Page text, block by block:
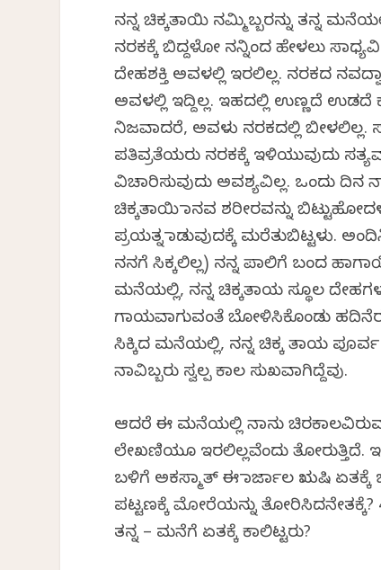
ನನ್ನ ಚಿಕ್ಕತಾಯಿ ನಮ್ಮಿಬ್ಬರನ್ನು ತನ್ನ
ನರಕಕ್ಕೆ ಬಿದ್ದಳೋ ನನ್ನಿಂದ ಹೇಳಲು
ದೇಹಶಕ್ತಿ ಅವಳಲ್ಲಿ ಇರಲಿಲ್ಲ. ನರಕದ
ಅವಳಲ್ಲಿ ಇದ್ದಿಲ್ಲ. ಇಹದಲ್ಲಿ ಉಣ್ಣದೆ ಉಡದೆ
ನಿಜವಾದರೆ, ಅವಳು ನರಕದಲ್ಲಿ ಬೀಳಲಿಲ್ಲ.
ಪತಿವ್ರತೆಯರು ನರಕಕ್ಕೆ ಇಳಿಯುವುದು
ವಿಚಾರಿಸುವುದು ಅವಶ್ಯವಿಲ್ಲ. ಒಂದು ದಿನ
ಚಿಕ್ಕತಾಯಿ ಮಾನವ ಶರೀರವನ್ನು
ಪ್ರಯತ್ನ ಮಾಡುವುದಕ್ಕೆ ಮರೆತುಬಿಟ್ಟಳು.
ನನಗೆ ಸಿಕ್ಕಲಿಲ್ಲ) ನನ್ನ ಪಾಲಿಗೆ ಬಂದ
ಮನೆಯಲ್ಲಿ, ನನ್ನ ಚಿಕ್ಕತಾಯ ಸ್ಥೂಲ
ಗಾಯವಾಗುವಂತೆ ಬೋಳಿಸಿಕೊಂಡು
ಸಿಕ್ಕಿದ ಮನೆಯಲ್ಲಿ, ನನ್ನ ಚಿಕ್ಕ ತಾಯ
ನಾವಿಬ್ಬರು ಸ್ವಲ್ಪ ಕಾಲ ಸುಖವಾಗಿದ್ದೆವು.
ಆದರೆ ಈ ಮನೆಯಲ್ಲಿ ನಾನು
ಲೇಖಣಿಯೂ ಇರಲಿಲ್ಲವೆಂದು ತೋರುತ್ತಿದೆ.
ಬಳಿಗೆ ಅಕಸ್ಮಾತ್ ಈ ಮಾರ್ಜಾಲ ಋಷಿ ಏತಕ್ಕೆ
ಪಟ್ಟಣಕ್ಕೆ ಮೋರೆಯನ್ನು
ತನ್ನ – ಮನೆಗೆ ಏತಕ್ಕೆ ಕಾಲಿಟ್ಟರು?